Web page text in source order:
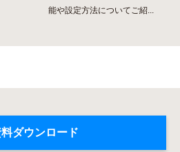
能や設定方法についてご紹...
ダウンロード